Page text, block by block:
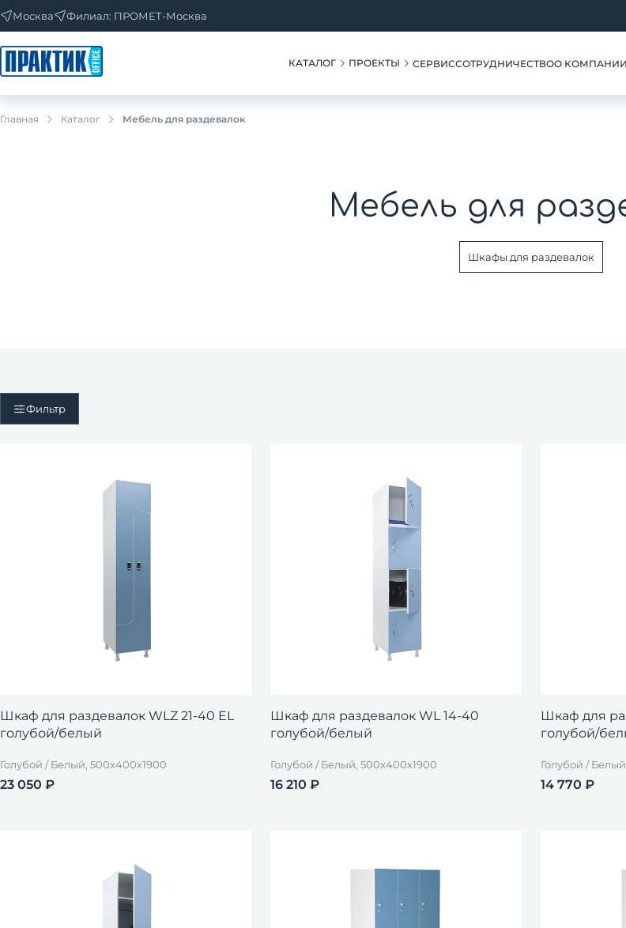
Москва Филиал: ПРОМЕТ-Москва
КАТАЛОГ ПРОЕКТЫ СЕРВИССОТРУДНИЧЕСТВОО КОМПАНИИ
Главная Каталог Мебель для раздевалок
Мебель для
Шкафы для раздевалок
Фильтр
Шкаф для раздевалок WLZ 21-40 EL
голубой/белый
Голубой / Белый, 500x400x1900
23 050 ₽
Шкаф для раздевалок WL 14-40
голубой/белый
Голубой / Белый, 500x400x1900
16 210 ₽
Шкаф для
голубой/
Голубой /
14 770 ₽